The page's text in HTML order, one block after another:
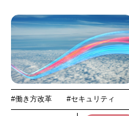
#働き方改革 #セキュリティ